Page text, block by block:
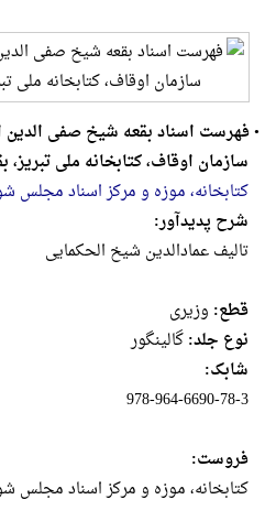
•فهرست اسناد بقعه شیخ صفی الدین
سازمان اوقاف، کتابخانه ملی
کتابخانه، موزه و مرکز اسناد مجلس
شرح پدیدآور:
تالیف عمادالدین شیخ الحکمایی
قطع: وزيرى
نوع جلد:گالینگور
شابک:
978-964-6690-78-3
فروست:
کتابخانه، موزه و مرکز اسناد مجلس